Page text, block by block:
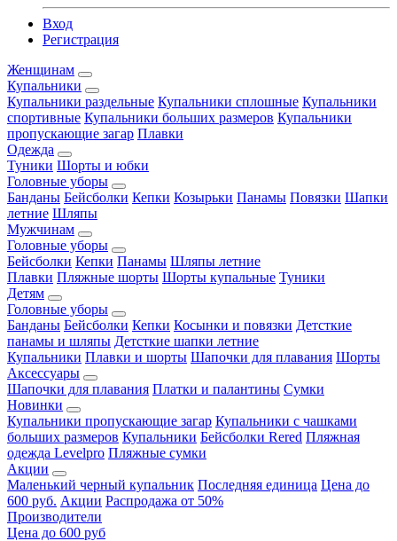
Вход
Регистрация
Женщинам
Купальники
Купальники раздельные Купальники сплошные Купальники
спортивные Купальники больших размеров Купальники
пропускающие загар Плавки
Одежда
Туники Шорты и юбки
Головные уборы
Банданы Бейсболки Кепки Козырьки Панамы Повязки Шапки
летние Шляпы
Мужчинам
Головные уборы
Бейсболки Кепки Панамы Шляпы летние
Плавки Пляжные шорты Шорты купальные Туники
Детям
Головные уборы
Банданы Бейсболки Кепки Косынки и повязки Детсткие
панамы и шляпы Детсткие шапки летние
Купальники Плавки и шорты Шапочки для плавания Шорты
Аксессуары
Шапочки для плавания Платки и палантины Сумки
Новинки
Купальники пропускающие загар Купальники с чашками
больших размеров Купальники Бейсболки Rered Пляжная
одежда Levelpro Пляжные сумки
Акции
Маленький черный купальник Последняя единица Цена до
600 руб. Акции Распродажа от 50%
Производители
Цена до 600 руб